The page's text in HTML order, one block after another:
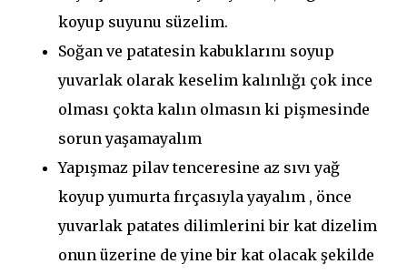
koyup suyunu süzelim.
Soğan ve patatesin kabuklarını soyup
yuvarlak olarak keselim kalınlığı çok ince
olması çokta kalın olmasın ki pişmesinde
sorun yaşamayalım
Yapışmaz pilav tenceresine az sıvı yağ
koyup yumurta fırçasıyla yayalım , önce
yuvarlak patates dilimlerini bir kat dizelim
onun üzerine de yine bir kat olacak şekilde